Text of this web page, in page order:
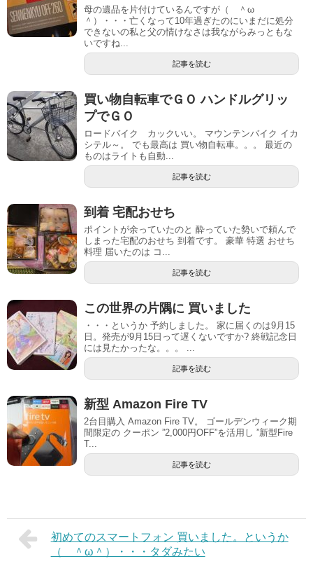
母の遺品を片付けているんですが（ ＾ω
＾）・・・亡くなって10年過ぎたのにいまだに処分
できないの私と父の情けなさは我ながらみっともな
いですね...
記事を読む
買い物自転車でＧＯ ハンドルグリッ
プでＧＯ
ロードバイク カックいい。 マウンテンバイク イカ
シテル～。 でも最高は 買い物自転車。。。 最近の
ものはライトも自動...
記事を読む
到着 宅配おせち
ポイントが余っていたのと 酔っていた勢いで頼んで
しまった宅配のおせち 到着です。 豪華 特選 おせち
料理 届いたのは コ...
記事を読む
この世界の片隅に 買いました
・・・というか 予約しました。 家に届くのは9月15
日。発売が9月15日って遅くないですか? 終戦記念日
には見たかったな。。。 ...
記事を読む
新型 Amazon Fire TV
2台目購入 Amazon Fire TV。 ゴールデンウィーク期
間限定の クーポン ”2,000円OFF”を活用し ”新型Fire
T...
記事を読む
初めてのスマートフォン 買いました。というか
（ ＾ω＾）・・・タダみたい